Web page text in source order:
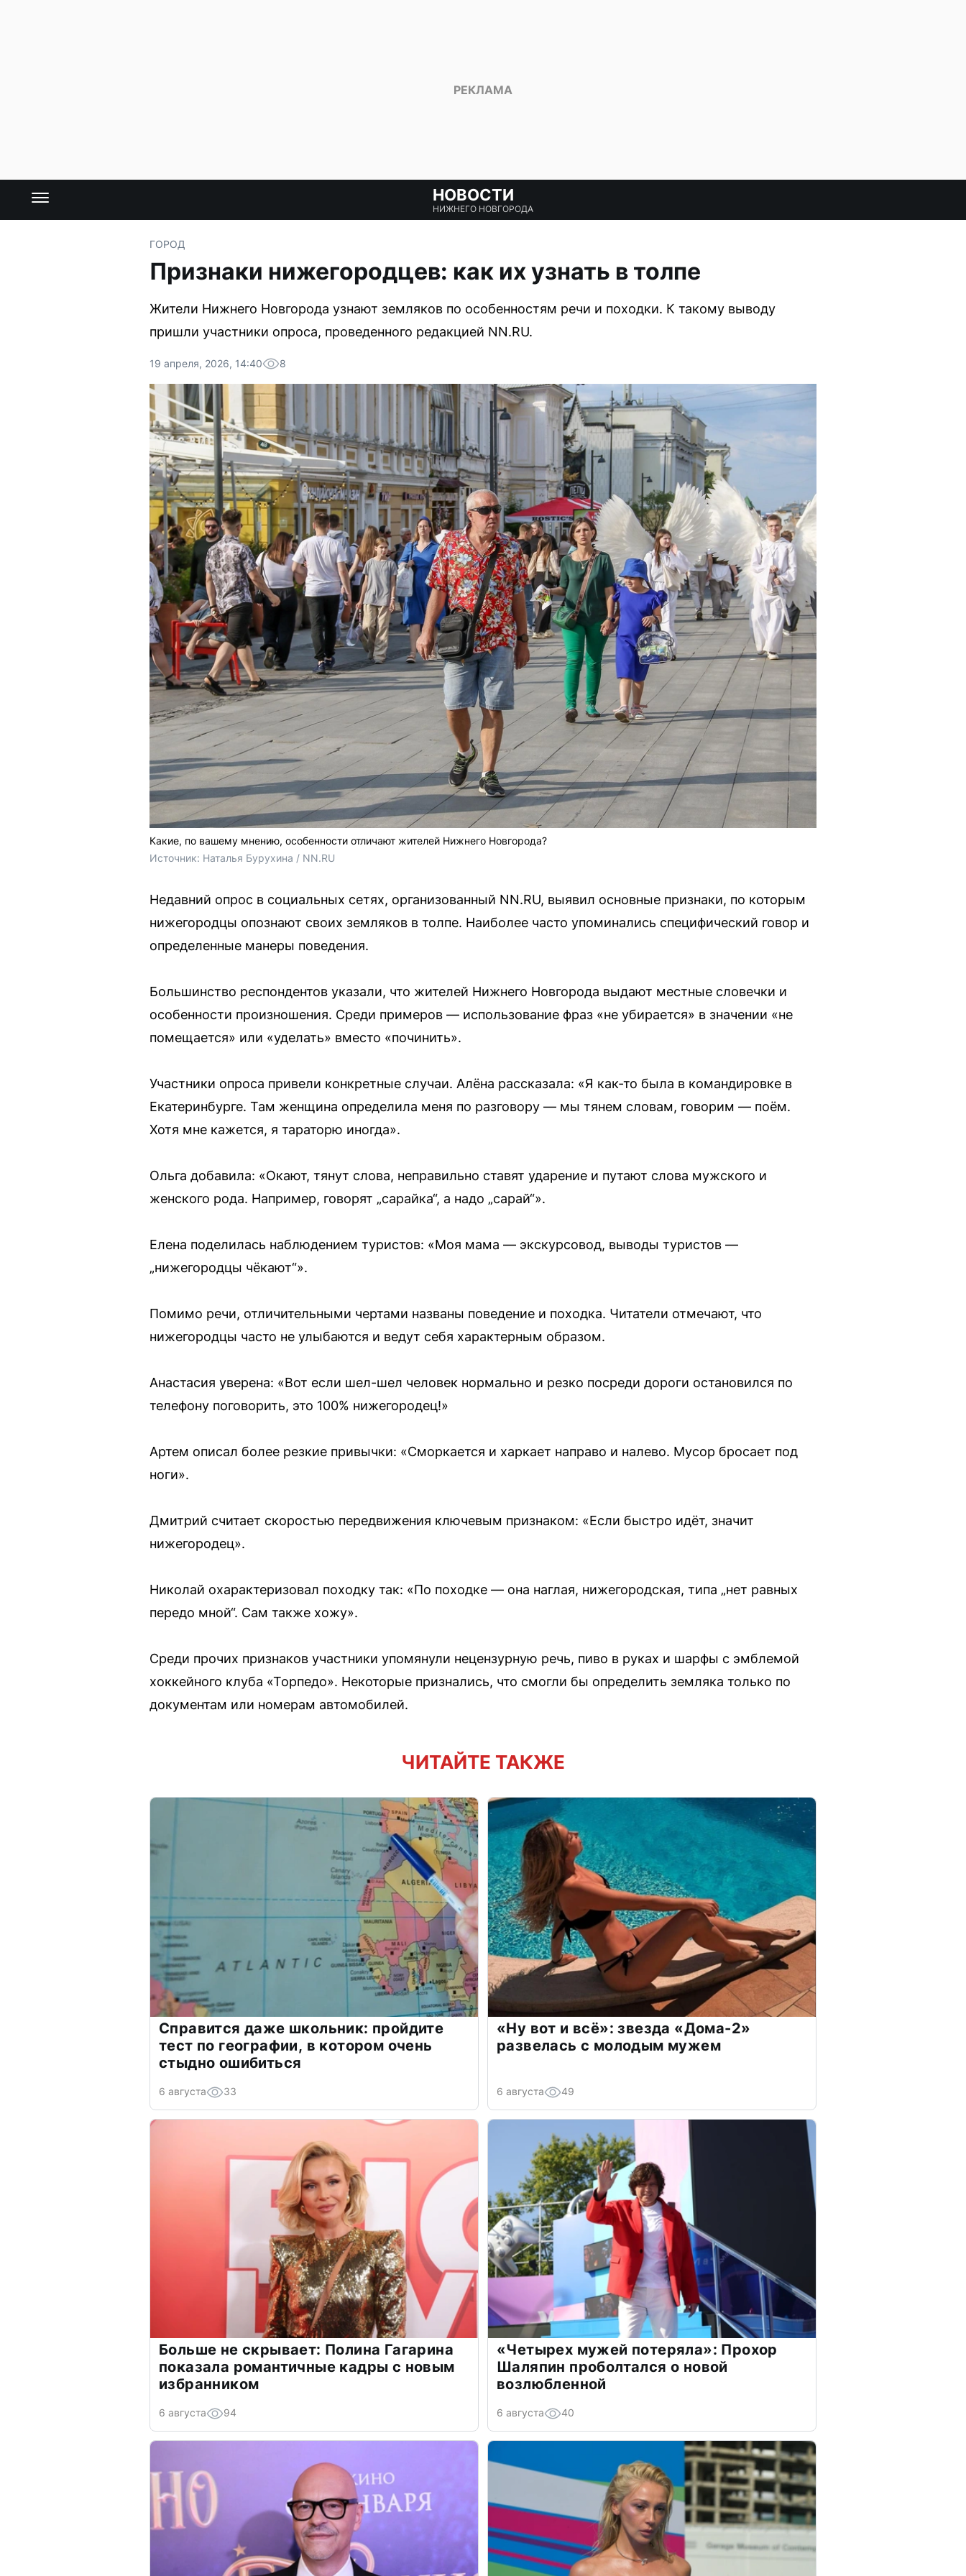
НОВОСТИ
НИЖНЕГО НОВГОРОДА
ГОРОД
Признаки нижегородцев: как их узнать в толпе
Жители Нижнего Новгорода узнают земляков по особенностям речи и походки. К такому выводу
пришли участники опроса, проведенного редакцией NN.RU.
19 апреля, 2026, 14:40 8
Какие, по вашему мнению, особенности отличают жителей Нижнего Новгорода?
Источник: Наталья Бурухина / NN.RU
Недавний опрос в социальных сетях, организованный NN.RU, выявил основные признаки, по которым
нижегородцы опознают своих земляков в толпе. Наиболее часто упоминались специфический говор и
определенные манеры поведения.
Большинство респондентов указали, что жителей Нижнего Новгорода выдают местные словечки и
особенности произношения. Среди примеров — использование фраз «не убирается» в значении «не
помещается» или «уделать» вместо «починить».
Участники опроса привели конкретные случаи. Алёна рассказала: «Я как-то была в командировке в
Екатеринбурге. Там женщина определила меня по разговору — мы тянем словам, говорим — поём.
Хотя мне кажется, я тараторю иногда».
Ольга добавила: «Окают, тянут слова, неправильно ставят ударение и путают слова мужского и
женского рода. Например, говорят „сарайка“, а надо „сарай“».
Елена поделилась наблюдением туристов: «Моя мама — экскурсовод, выводы туристов —
„нижегородцы чёкают“».
Помимо речи, отличительными чертами названы поведение и походка. Читатели отмечают, что
нижегородцы часто не улыбаются и ведут себя характерным образом.
Анастасия уверена: «Вот если шел-шел человек нормально и резко посреди дороги остановился по
телефону поговорить, это 100% нижегородец!»
Артем описал более резкие привычки: «Сморкается и харкает направо и налево. Мусор бросает под
ноги».
Дмитрий считает скоростью передвижения ключевым признаком: «Если быстро идёт, значит
нижегородец».
Николай охарактеризовал походку так: «По походке — она наглая, нижегородская, типа „нет равных
передо мной“. Сам также хожу».
Среди прочих признаков участники упомянули нецензурную речь, пиво в руках и шарфы с эмблемой
хоккейного клуба «Торпедо». Некоторые признались, что смогли бы определить земляка только по
документам или номерам автомобилей.
ЧИТАЙТЕ ТАКЖЕ
Справится даже школьник: пройдите
тест по географии, в котором очень
стыдно ошибиться
6 августа 33
«Ну вот и всё»: звезда «Дома-2»
развелась с молодым мужем
6 августа 49
Больше не скрывает: Полина Гагарина
показала романтичные кадры с новым
избранником
6 августа 94
«Четырех мужей потеряла»: Прохор
Шаляпин проболтался о новой
возлюбленной
6 августа 40